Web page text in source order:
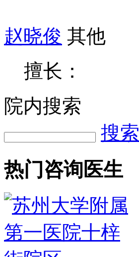
赵晓俊 其他
擅长：
院内搜索
搜索
热门咨询医生